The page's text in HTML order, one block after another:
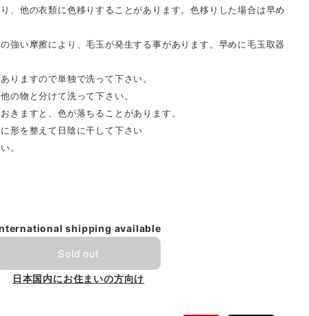
、他の衣類に色移りすることがあります。色移りした場合は早め
強い摩擦により、毛玉が発生する事があります。早めに毛玉取器
りますので単独で洗って下さい。
の物と分けて洗って下さい。
きますと、色が落ちることがあります。
形を整えて日陰に干して下さい
。
shipping available
Sold out
日本国内にお住まいの方向け